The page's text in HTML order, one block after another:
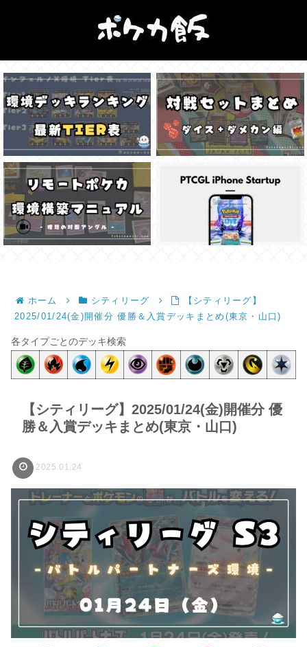
ホーム シティリーグ
【シティリーグ】
2025/01/24(金)開催分 優勝＆入賞デッキまとめ(東京・山口)
各タイプごとのデッキ検索
【シティリーグ】2025/01/24(金)開催分 優
勝＆入賞デッキまとめ(東京・山口)
2025.01.24